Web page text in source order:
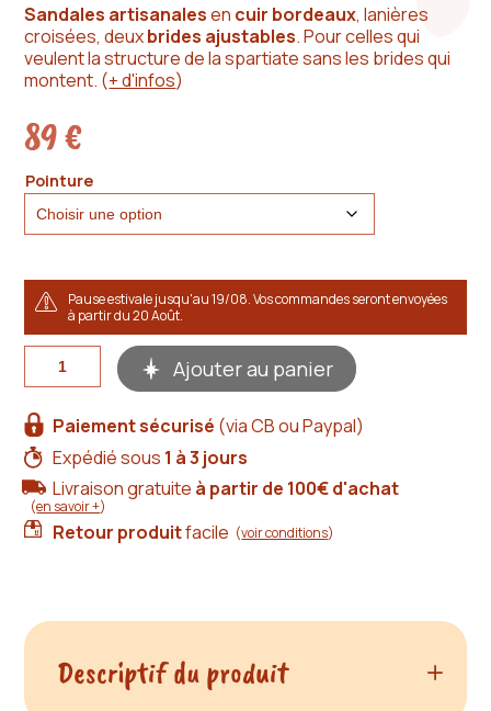
basé sur
notation
client
Sandales artisanalesen cuir bordeaux, lanières
croisées, deuxbrides ajustables. Pour celles qui
veulent la structure de la spartiate sans les brides qui
montent. (+ d'infos)
89€
Pointure
Pause estivale jusqu'au 19/08. Vos commandes seront envoyées
à partir du 20 Août.
quantité
Sandales
artisanales
cuir
bordeaux
-
Hélèna
Ajouter au panier
Paiement sécurisé (via CB ou Paypal)
Expédié sous 1 à 3 jours
Livraison gratuite à partir de 100€ d'achat
(en savoir +)
Retour produitfacile (voir conditions)
Descriptif du produit